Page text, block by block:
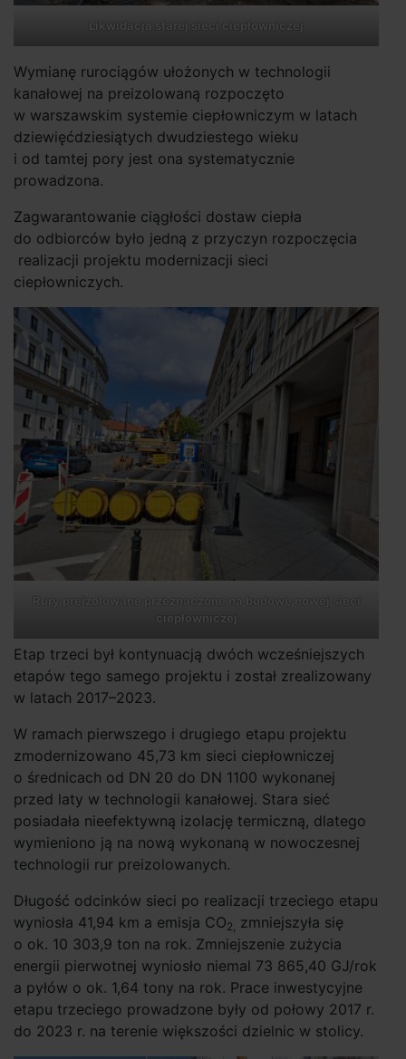
Likwidacja starej sieci ciepłowniczej
Wymianę rurociągów ułożonych w technologii
kanałowej na preizolowaną rozpoczęto
w warszawskim systemie ciepłowniczym w latach
dziewięćdziesiątych dwudziestego wieku
i od tamtej pory jest ona systematycznie
prowadzona.
Zagwarantowanie ciągłości dostaw ciepła
do odbiorców było jedną z przyczyn rozpoczęcia
realizacji projektu modernizacji sieci
ciepłowniczych.
Rury preizolowane przeznaczone na budowę nowej sieci
ciepłowniczej
Etap trzeci był kontynuacją dwóch wcześniejszych
etapów tego samego projektu i został zrealizowany
w latach 2017–2023.
W ramach pierwszego i drugiego etapu projektu
zmodernizowano 45,73 km sieci ciepłowniczej
o średnicach od DN 20 do DN 1100 wykonanej
przed laty w technologii kanałowej. Stara sieć
posiadała nieefektywną izolację termiczną, dlatego
wymieniono ją na nową wykonaną w nowoczesnej
technologii rur preizolowanych.
Długość odcinków sieci po realizacji trzeciego etapu
wyniosła 41,94 km a emisja CO2,
zmniejszyła się
o ok. 10 303,9 ton na rok. Zmniejszenie zużycia
energii pierwotnej wyniosło niemal 73 865,40 GJ/rok
a pyłów o ok. 1,64 tony na rok. Prace inwestycyjne
etapu trzeciego prowadzone były od połowy 2017 r.
do 2023 r. na terenie większości dzielnic w stolicy.